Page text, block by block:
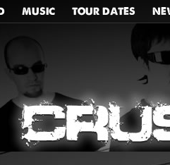
MUSIC TOUR DATES